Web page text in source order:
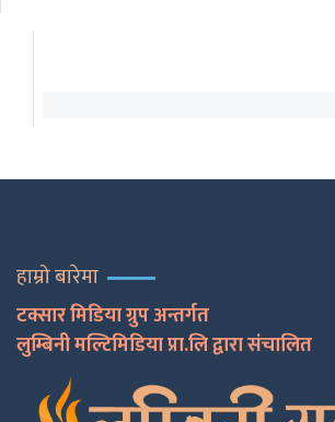
हाम्रो बारेमा
टक्सार मिडिया ग्रुप अन्तर्गत
लुम्बिनी मल्टिमिडिया प्रा.लि द्वारा संचालित